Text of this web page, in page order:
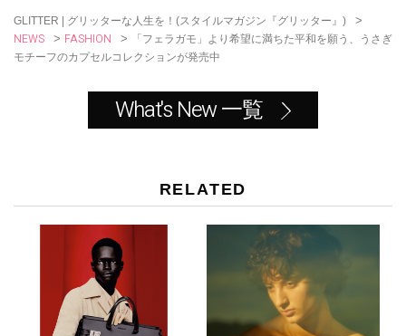
GLITTER | グリッターな人生を！(スタイルマガジン『グリッター』) >
NEWS > FASHION >
「フェラガモ」より希望に満ちた平和を願う、うさぎ
モチーフのカプセルコレクションが発売中
What's New 一覧
RELATED